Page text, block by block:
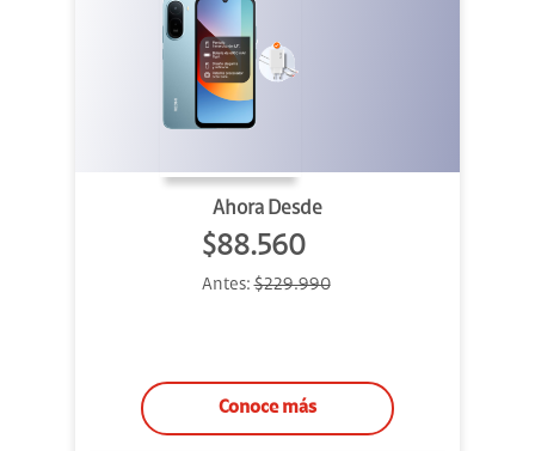
Ahora Desde
$88.560
Antes:$229.990
Conoce más